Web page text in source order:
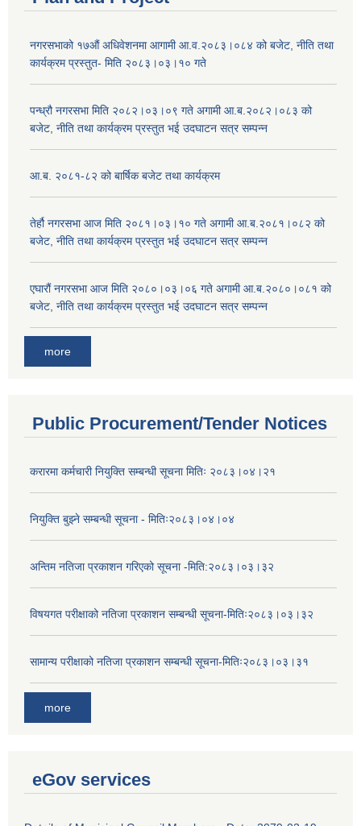
नगरसभाको १७औं अधिवेशनमा आगामी आ.व.२०८३।०८४ को बजेट, नीति तथा
कार्यक्रम प्रस्तुत- मिति २०८३।०३।१० गते
पन्ध्रौ नगरसभा मिति २०८२।०३।०९ गते अगामी आ.ब.२०८२।०८३ को
बजेट, नीति तथा कार्यक्रम प्रस्तुत भई उदघाटन सत्र सम्पन्न
आ.ब. २०८१-८२ को बार्षिक बजेट तथा कार्यक्रम
तेर्हौ नगरसभा आज मिति २०८१।०३।१० गते अगामी आ.ब.२०८१।०८२ को
बजेट, नीति तथा कार्यक्रम प्रस्तुत भई उदघाटन सत्र सम्पन्न
एघारौं नगरसभा आज मिति २०८०।०३।०६ गते अगामी आ.ब.२०८०।०८१ को
बजेट, नीति तथा कार्यक्रम प्रस्तुत भई उदघाटन सत्र सम्पन्न
more
Public Procurement/Tender Notices
करारमा कर्मचारी नियुक्ति सम्बन्धी सूचना मितिः २०८३।०४।२१
नियुक्ति बुझ्ने सम्बन्धी सूचना - मितिः२०८३।०४।०४
अन्तिम नतिजा प्रकाशन गरिएको सूचना -मिति:२०८३।०३।३२
विषयगत परीक्षाको नतिजा प्रकाशन सम्बन्धी सूचना-मितिः२०८३।०३।३२
सामान्य परीक्षाको नतिजा प्रकाशन सम्बन्धी सूचना-मितिः२०८३।०३।३१
more
eGov services